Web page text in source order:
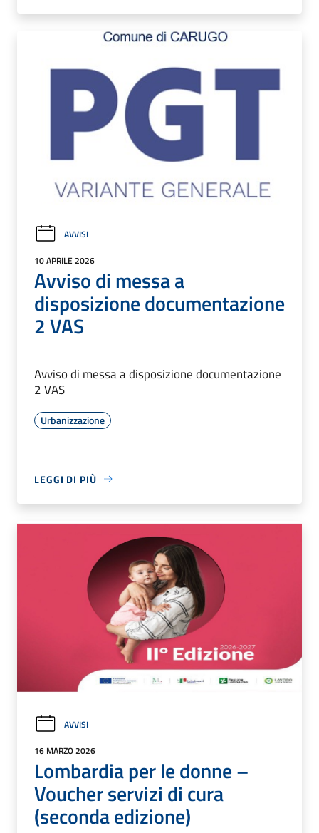
AVVISI
10 APRILE 2026
Avviso di messa a
disposizione documentazione
2 VAS
Avviso di messa a disposizione documentazione
2 VAS
Urbanizzazione
LEGGI DI PIÙ
AVVISI
16 MARZO 2026
Lombardia per le donne –
Voucher servizi di cura
(seconda edizione)